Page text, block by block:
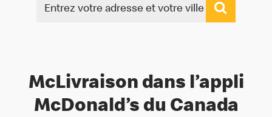
McLivraison dans l’appli
McDonald’s du Canada